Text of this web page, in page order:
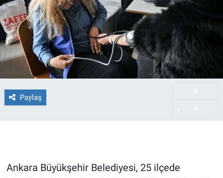
Paylaş
Ankara Büyükşehir Belediyesi, 25 ilçede
Künye
Son Dakika Haberleri
Haber Arşivi